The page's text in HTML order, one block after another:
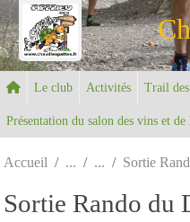
Le club Activités Trail des
Présentation du salon des vins et
Accueil Sortie
Sortie Rando du
Panneau de gestion des cookies